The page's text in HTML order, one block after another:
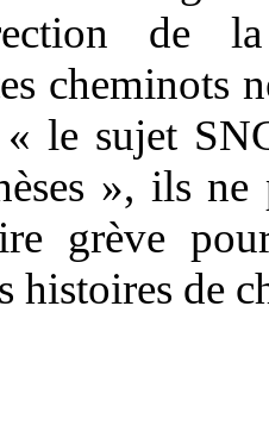
de
cheminots
« le sujet
», ils
grève
histoires de